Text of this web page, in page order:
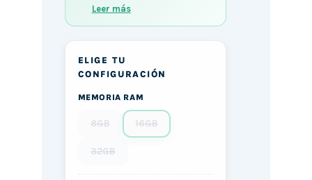
Leer más
ELIGE TU
CONFIGURACIÓN
MEMORIA RAM
8GB 16GB
32GB